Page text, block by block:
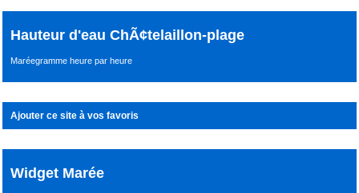
Hauteur d'eau ChÃ¢telaillon-plage
Maréegramme heure par heure
Ajouter ce site à vos favoris
Widget Marée